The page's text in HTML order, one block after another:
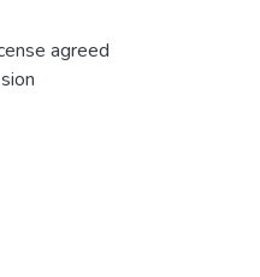
agreed